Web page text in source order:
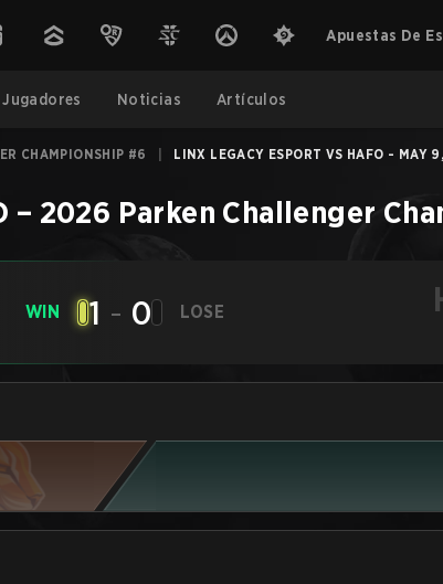
Apuestas De
Jugadores Noticias Artículos
CHAMPIONSHIP #6 LINX LEGACY ESPORT VS HAFO - MAY
– 2026 Parken Challenger
WIN 1 - 0 LOSE